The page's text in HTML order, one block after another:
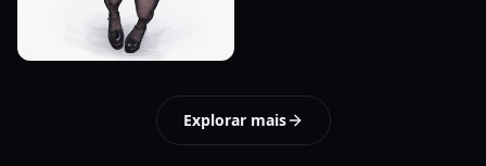
Explorar mais